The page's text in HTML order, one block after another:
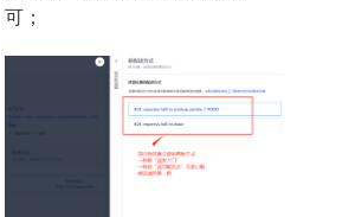
可；